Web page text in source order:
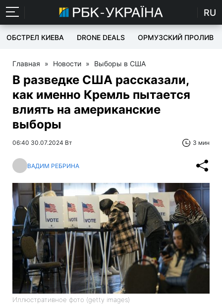
RU
ОБСТРЕЛ КИЕВА DRONE DEALS ОРМУЗСКИЙ ПРОЛИВ
Главная » Новости » Выборы в США
В разведке США рассказали,
как именно Кремль пытается
влиять на американские
выборы
06:40 30.07.2024 Вт 3 мин
ВАДИМ РЕБРИНА
Иллюстративное фото (getty images)